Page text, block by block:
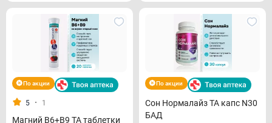
По акции
5 · 1
Магний В6+В9 ТА таблетки
По акции
Сон Нормалайз ТА капс N30
БАД